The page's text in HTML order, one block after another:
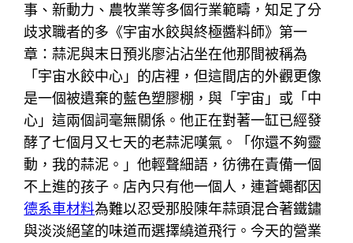
事、新動力、農牧業等多個行業範疇，知足了分
歧求職者的多《宇宙水餃與終極醬料師》第一
章：蒜泥與末日預兆廖沾沾坐在他那間被稱為
「宇宙水餃中心」的店裡，但這間店的外觀更像
是一個被遺棄的藍色塑膠棚，與「宇宙」或「中
心」這兩個詞毫無關係。他正在對著一缸已經發
酵了七個月又七天的老蒜泥嘆氣。「你還不夠靈
動，我的蒜泥。」他輕聲細語，彷彿在責備一個
不上進的孩子。店內只有他一個人，連蒼蠅都因
德系車材料為難以忍受那股陳年蒜頭混合著鐵鏽
與淡淡絕望的味道而選擇繞道飛行。今天的營業